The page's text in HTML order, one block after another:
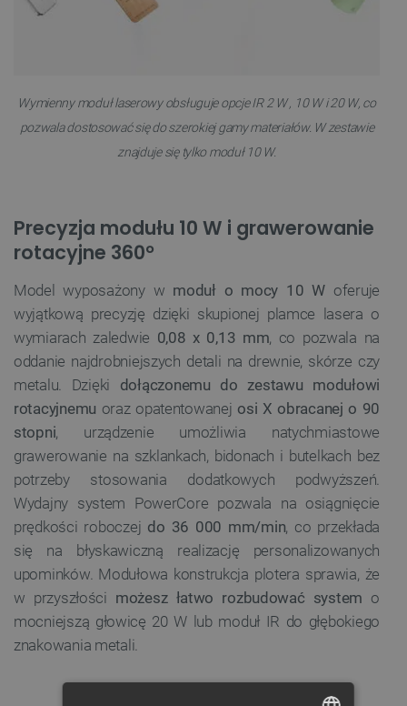
Wymienny moduł laserowy obsługuje opcjeIR 2 W, 10 Wi20 W, co
pozwala dostosować się do szerokiej gamy materiałów. W zestawie
znajduje się tylko moduł 10 W.
Precyzja modułu 10 W i grawerowanie
rotacyjne 360°
Model wyposażony w moduł o mocy 10 W oferuje
wyjątkową precyzję dzięki skupionej plamce lasera o
wymiarach zaledwie 0,08 x 0,13 mm, co pozwala na
oddanie najdrobniejszych detali na drewnie, skórze czy
metalu. Dzięki dołączonemu do zestawu modułowi
rotacyjnemu oraz opatentowanej osi X obracanej o 90
stopni, urządzenie umożliwia natychmiastowe
grawerowanie na szklankach, bidonach i butelkach bez
potrzeby stosowania dodatkowych podwyższeń.
Wydajny system PowerCore pozwala na osiągnięcie
prędkości roboczej do 36 000 mm/min, co przekłada
się na błyskawiczną realizację personalizowanych
upominków. Modułowa konstrukcja plotera sprawia, że
w przyszłości możesz łatwo rozbudować system o
mocniejszą głowicę 20 W lub moduł IR do głębokiego
znakowania metali.